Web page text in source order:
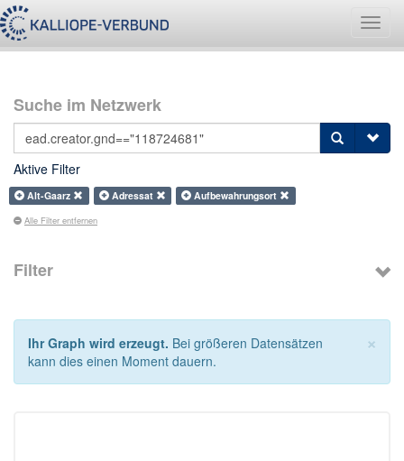
Suche im Netzwerk
Aktive Filter
Alt-Gaarz Adressat Aufbewahrungsort
Alle Filter entfernen
Filter
×
Ihr Graph wird erzeugt. Bei größeren Datensätzen
kann dies einen Moment dauern.